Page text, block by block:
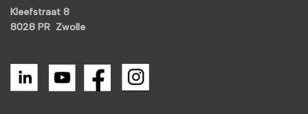
Kleefstraat 8
8028 PR Zwolle